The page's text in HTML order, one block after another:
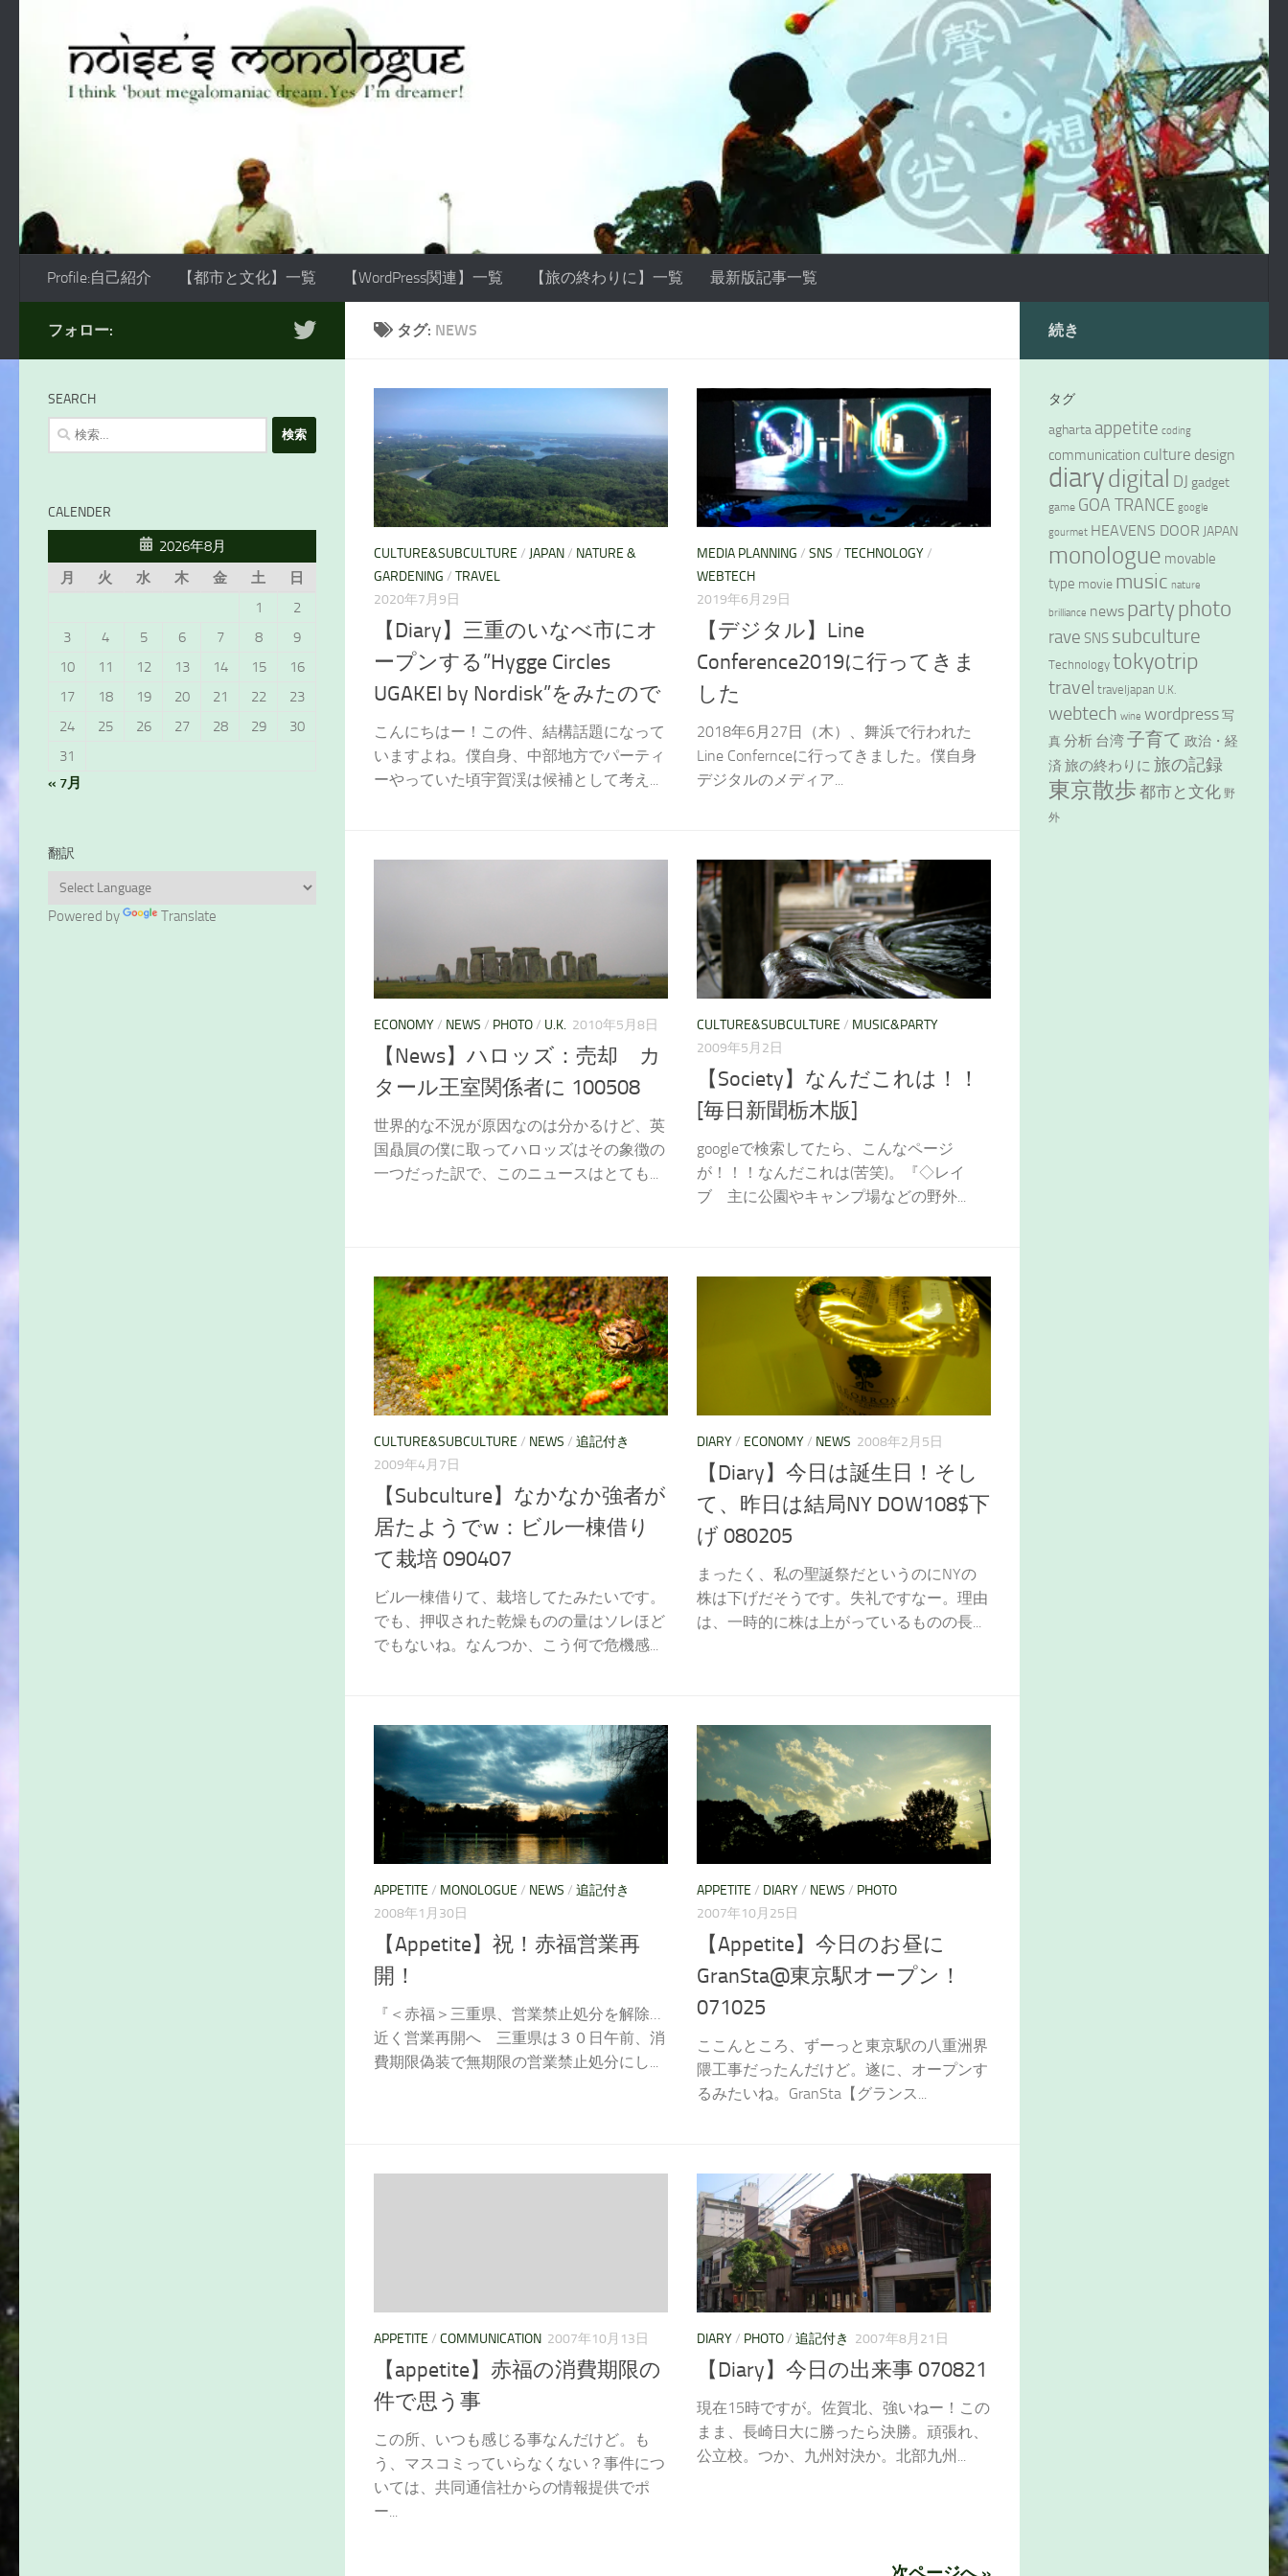
コンテンツへスキップ
Profile:自己紹介 【都市と文化】一覧 【WordPress関連】一覧 【旅の終わりに】一覧 最新版記事一覧
タグ: NEWS
CULTURE&SUBCULTURE / JAPAN/ NATURE &
GARDENING / TRAVEL
2020年7月9日
【Diary】三重のいなべ市にオ
ープンする”Hygge Circles
UGAKEI by Nordisk”をみたので
こんにちはー！この件、結構話題になって
いますよね。僕自身、中部地方でパーティ
ーやっていた頃宇賀渓は候補として考え...
MEDIA PLANNING / SNS / TECHNOLOGY/
WEBTECH
2019年6月29日
【デジタル】Line
Conference2019に行ってきま
した
2018年6月27日（木）、舞浜で行われた
Line Confernceに行ってきました。僕自身
デジタルのメディア...
ECONOMY/ NEWS / PHOTO/ U.K. 2010年5月8日
【News】ハロッズ：売却 カ
タール王室関係者に 100508
世界的な不況が原因なのは分かるけど、英
国贔屓の僕に取ってハロッズはその象徴の
一つだった訳で、このニュースはとても...
CULTURE&SUBCULTURE / MUSIC&PARTY
2009年5月2日
【Society】なんだこれは！！
[毎日新聞栃木版]
googleで検索してたら、こんなページ
が！！！なんだこれは(苦笑)。『◇レイ
ブ 主に公園やキャンプ場などの野外...
CULTURE&SUBCULTURE / NEWS / 追記付き
2009年4月7日
【Subculture】なかなか強者が
居たようでw：ビル一棟借り
て栽培 090407
ビル一棟借りて、栽培してたみたいです。
でも、押収された乾燥ものの量はソレほど
でもないね。なんつか、こう何で危機感...
DIARY/ ECONOMY/ NEWS 2008年2月5日
【Diary】今日は誕生日！そし
て、昨日は結局NY DOW108$下
げ 080205
まったく、私の聖誕祭だというのにNYの
株は下げだそうです。失礼ですなー。理由
は、一時的に株は上がっているものの長...
APPETITE / MONOLOGUE / NEWS / 追記付き
2008年1月30日
【Appetite】祝！赤福営業再
開！
『＜赤福＞三重県、営業禁止処分を解除…
近く営業再開へ 三重県は３０日午前、消
費期限偽装で無期限の営業禁止処分にし...
APPETITE / DIARY/ NEWS / PHOTO
2007年10月25日
【Appetite】今日のお昼に
GranSta@東京駅オープン！
071025
ここんところ、ずーっと東京駅の八重洲界
隈工事だったんだけど。遂に、オープンす
るみたいね。GranSta【グランス...
APPETITE / COMMUNICATION 2007年10月13日
【appetite】赤福の消費期限の
件で思う事
この所、いつも感じる事なんだけど。も
う、マスコミっていらなくない？事件につ
いては、共同通信社からの情報提供でポ
ー...
DIARY/ PHOTO/ 追記付き 2007年8月21日
【Diary】今日の出来事 070821
現在15時ですが。佐賀北、強いねー！この
まま、長崎日大に勝ったら決勝。頑張れ、
公立校。つか、九州対決か。北部九州...
フォロー:
SEARCH
検
索:
CALENDER
2026年8月
月
火 水 木 金 土
日
1
2
3
4 5 6 7 8
9
10
11 12 13 14 15
16
17
18 19 20 21 22
23
24
25 26 27 28 29
30
31
« 7月
翻訳
Powered by Translate
続き
タグ
agharta appetite coding
communication culture design
diarydigital DJ gadget
game GOA TRANCE google
gourmet HEAVENS DOOR JAPAN
monologue movable
type movie music nature
brilliance news partyphoto
rave SNS subculture
Technology tokyotrip
travel traveljapan U.K.
webtech wine wordpress 写
真 分析 台湾子育て 政治・経
済 旅の終わりに 旅の記録
東京散歩 都市と文化 野
外